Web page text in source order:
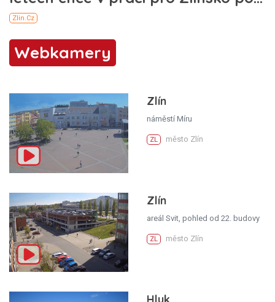
Webkamery
Zlín
náměstí Míru
ZL město Zlín
Zlín
areál Svit, pohled od 22. budovy
ZL město Zlín